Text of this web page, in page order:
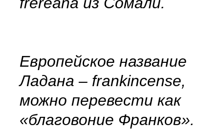
Европейское название
Ладана – frankincense,
можно перевести как
«благовоние Франков».